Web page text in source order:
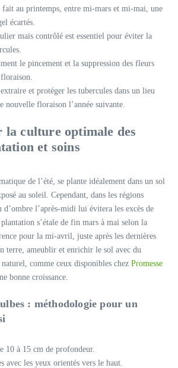
fait au printemps, entre mi-mars et mi-mai, une
écartés.
mais contrôlé est essentiel pour éviter la
le pincement et la suppression des fleurs
et protéger les tubercules dans un lieu
nouvelle floraison l’année suivante.
la culture optimale des
et soins
de l’été, se plante idéalement dans un sol
au soleil. Cependant, dans les régions
d’ombre l’après-midi lui évitera les excès de
s’étale de fin mars à mai selon la
pour la mi-avril, juste après les dernières
terre, ameublir et enrichir le sol avec du
comme ceux disponibles chez Promesse
bonne croissance.
: méthodologie pour un
10 à 15 cm de profondeur.
avec les yeux orientés vers le haut.